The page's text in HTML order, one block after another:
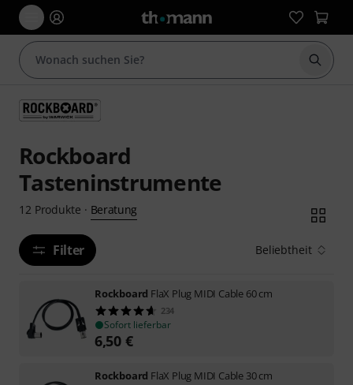
Suche
Rockboard
Tasteninstrumente
12 Produkte · Beratung
Filter Beliebtheit
Rockboard FlaX Plug MIDI Cable 60 cm
234
Sofort lieferbar
6,50 €
Rockboard FlaX Plug MIDI Cable 30 cm